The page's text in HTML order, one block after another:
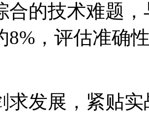
合的技术难题
8%，评估准确
求发展，紧贴